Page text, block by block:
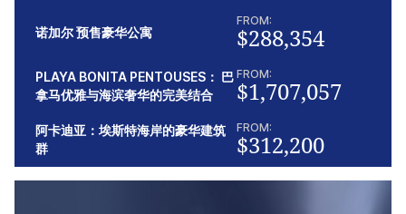
诺加尔 预售豪华公寓
FROM:
$288,354
PLAYA BONITA PENTOUSES： 巴
拿马优雅与海滨奢华的完美结合
FROM:
$1,707,057
阿卡迪亚：埃斯特海岸的豪华建筑
群
FROM:
$312,200